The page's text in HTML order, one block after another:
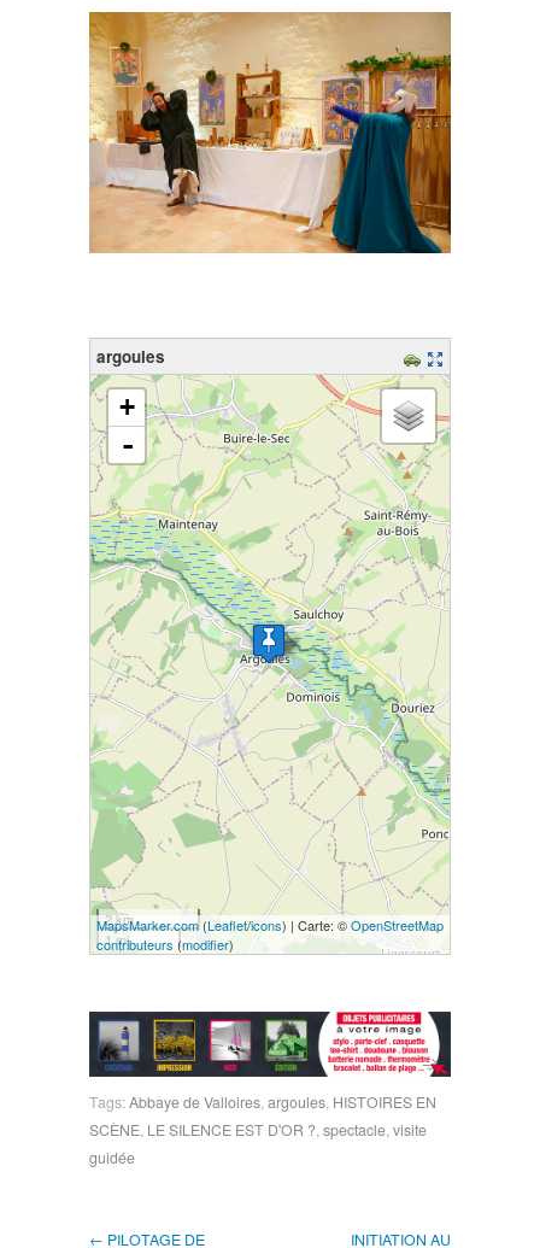
argoules
chargement de la carte - veuillez patienter...
+
-
2 km
1 mi
MapsMarker.com(Leaflet/icons) | Carte: ©OpenStreetMap
contributeurs (modifier)
Tags:Abbaye de Valloires,argoules, HISTOIRES EN
SCÈNE, LE SILENCE EST D'OR ?,spectacle,visite
guidée
← PILOTAGE DE INITIATION AU